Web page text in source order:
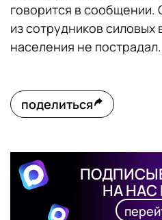
говорится в сообщении.
из сотрудников силовых
населения не пострадал.
поделиться
НА НАС